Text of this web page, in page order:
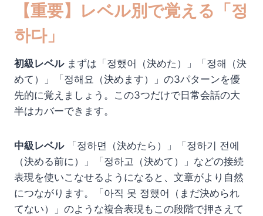
【重要】レベル別で覚える「정
하다」
初級レベルまずは「정했어（決めた）」「정해（決
めて）」「정해요（決めます）」の3パターンを優
先的に覚えましょう。この3つだけで日常会話の大
半はカバーできます。
中級レベル「정하면（決めたら）」「정하기 전에
（決める前に）」「정하고（決めて）」などの接続
表現を使いこなせるようになると、文章がより自然
につながります。「아직 못 정했어（まだ決められ
てない）」のような複合表現もこの段階で押さえて